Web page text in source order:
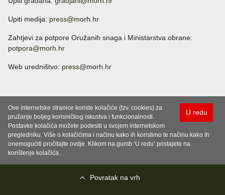
Upiti medija: press@morh.hr
Zahtjevi za potpore Oružanih snaga i Ministarstva obrane:
potpora@morh.hr
Web uredništvo: press@morh.hr
U redu
Ove internetske stranice koriste kolačiće (tzv. cookies) za
pružanje boljeg korisničkog iskustva i funkcionalnosti.
Postavke kolačića možete podesiti u svojem internetskom
pregledniku. Više o kolačićima i načinu kako ih koristimo te načinu kako ih
onemogućiti pročitajte ovdje. Klikom na gumb ‘U redu’ pristajete na
korištenje kolačića.
Povratak na vrh